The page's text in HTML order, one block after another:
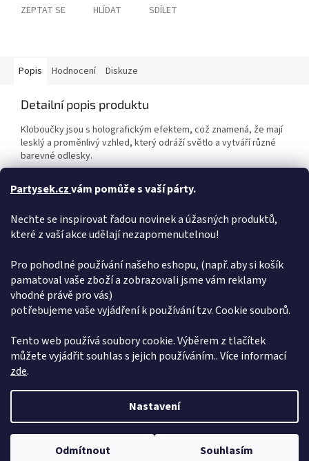
Partysek.czvám pomůže s vaší párty.
Nechte se inspirovat řadou novinek a úžasných produktů,
které z vaší akce udělají nezapomenutelnou!
Pro pohodlné používání našeho eshopu, (např. aby si košík
pamatoval vaše zboží a zobrazovali jsme vám reklamy
vhodné právě pro vás)
potřebujeme vaše vyjádření k používání tzv. Cookie souborů.
Tento web používá soubory cookie. Výběrem z tlačítek
můžete vyjádřit souhlas s jejich používáním.. Více informací
zde.
Nastavení
Odmítnout Souhlasím
Dovolená od 6. 7. do 10. 7. 2026. Objednávky přijímáme bez omezení,
ZEPTAT SE HLÍDAT SDÍLET
Popis Hodnocení Diskuze
Detailní popis produktu
Kloboučky jsou s holografickým efektem, což znamená, že mají
lesklý a proměnlivý vzhled, který odráží světlo a vytváří různé
barevné odlesky.
Tyto kloboučky jsou skvělým doplňkem pro různé oslavy a akce,
jako jsou narozeniny, večírky, karnevaly nebo festivaly. Mohou
událostem nebo prostě jako zábavný a výrazný doplněk na
hlavě.
Cena je uvedena za 1ks kloboučku.
Doplňkové parametry
Kategorie: Narozeniny
Copyright 2026Pártýsek. Všechna práva vyhrazena.Upravit